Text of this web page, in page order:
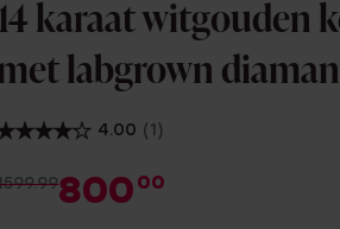
karaat witgouden
labgrown
4.00 (1)
800 00